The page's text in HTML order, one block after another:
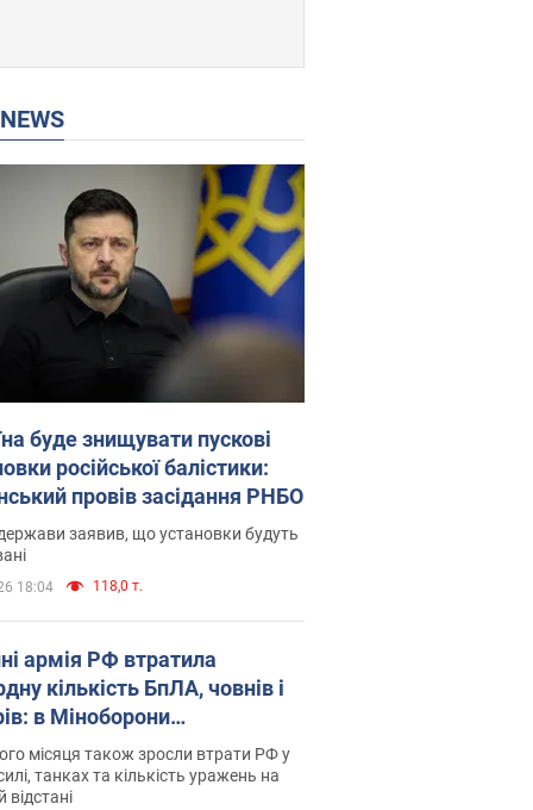
NEWS
буде знищувати пускові
російської балістики:
провів засідання РНБО
заявив, що установки будуть
18:04 118,0 т.
армія РФ втратила
кількість БпЛА, човнів і
в Міноборони
статистику
місяця також зросли втрати РФ у
танках та кількість уражень на
відстані